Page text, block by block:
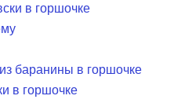
в горшочке
баранины в горшочке
в горшочке